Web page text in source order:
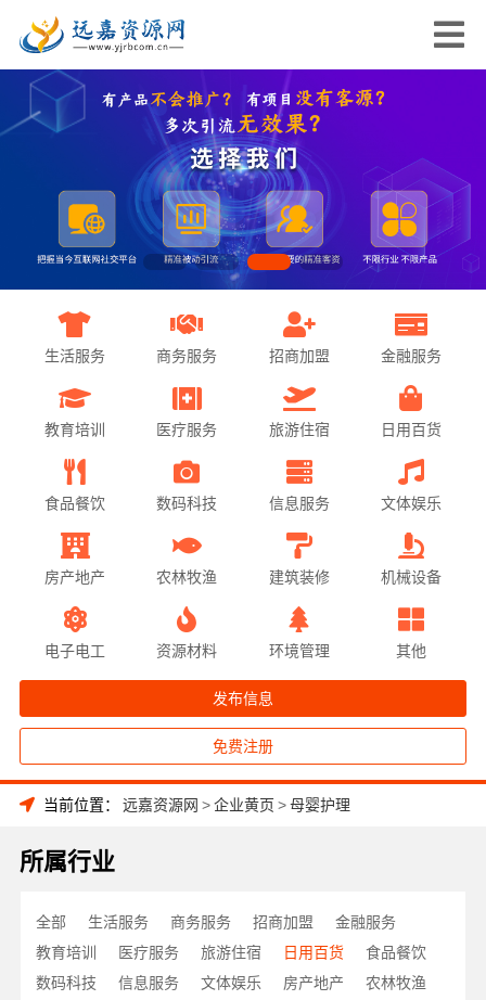
生活服务 商务服务 招商加盟 金融服务
教育培训 医疗服务 旅游住宿 日用百货
食品餐饮 数码科技 信息服务 文体娱乐
房产地产 农林牧渔 建筑装修 机械设备
电子电工 资源材料 环境管理 其他
发布信息
免费注册
当前位置： 远嘉资源网 >企业黄页 >母婴护理
所属行业
全部 生活服务 商务服务 招商加盟
金融服务
教育培训
医疗服务 旅游住宿 日用百货
食品餐饮
数码科技
信息服务 文体娱乐 房产地产
农林牧渔